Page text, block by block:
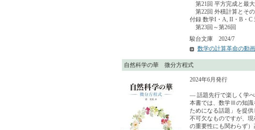
第21回 平方完成と最
第22回 外積計算とそ
付録 数学I・A, II・B・C
第23回～第26回
駿台文庫 2024/7
数学の計算革命の動画
自然科学の華 微分方程式
2024年6月発行
— 話題先行で楽しく学
本書では、数学Ⅲの知識
ためになる話題」を提
不可欠なものですが、
の重要性にも関わらず